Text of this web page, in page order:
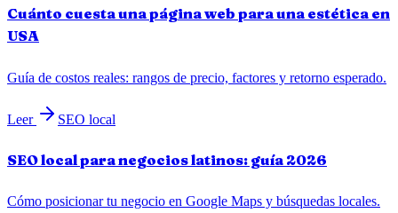
Cuánto cuesta una página web para una estética en
USA
Guía de costos reales: rangos de precio, factores y retorno esperado.
Leer SEO local
SEO local para negocios latinos: guía 2026
Cómo posicionar tu negocio en Google Maps y búsquedas locales.